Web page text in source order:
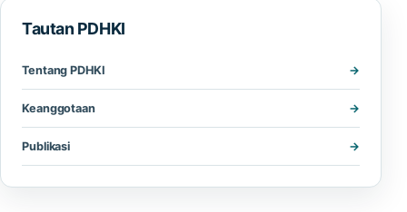
Tautan PDHKI
Tentang PDHKI
Keanggotaan
Publikasi